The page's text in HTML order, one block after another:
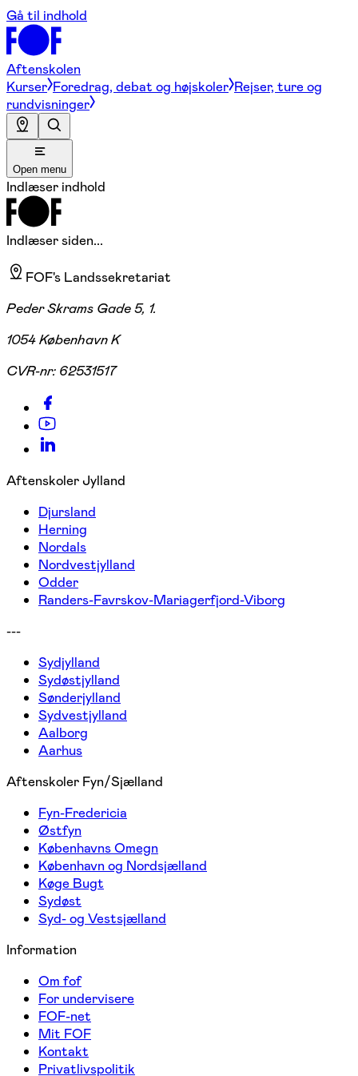
Gå til indhold
Aftenskolen
Kurser Foredrag, debat og højskoler Rejser, ture og
rundvisninger
Open menu
Indlæser indhold
Indlæser siden...
FOF's Landssekretariat
Peder Skrams Gade 5, 1.
1054 København K
CVR-nr: 62531517
Aftenskoler Jylland
Djursland
Herning
Nordals
Nordvestjylland
Odder
Randers-Favrskov-Mariagerfjord-Viborg
---
Sydjylland
Sydøstjylland
Sønderjylland
Sydvestjylland
Aalborg
Aarhus
Aftenskoler Fyn/Sjælland
Fyn-Fredericia
Østfyn
Københavns Omegn
København og Nordsjælland
Køge Bugt
Sydøst
Syd- og Vestsjælland
Information
Om fof
For undervisere
FOF-net
Mit FOF
Kontakt
Privatlivspolitik